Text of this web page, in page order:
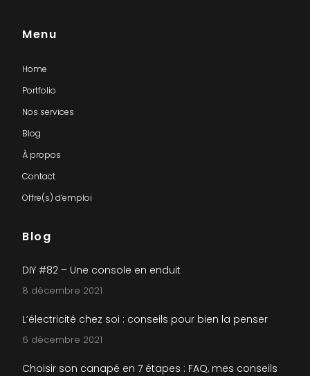
Menu
Home
Portfolio
Nos services
Blog
À propos
Contact
Offre(s) d’emploi
Blog
DIY #82 – Une console en enduit
8 décembre 2021
L’électricité chez soi : conseils pour bien la penser
6 décembre 2021
Choisir son canapé en 7 étapes : FAQ, mes conseils